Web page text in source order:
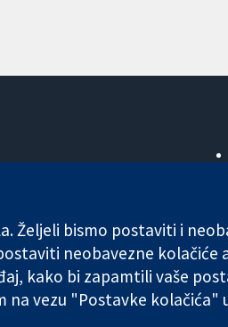
registered in England & Wales.
Željeli bismo postaviti i
neobavezne kolačiće
kako bi zapamtili vaše
vezu "Postavke kolačića"